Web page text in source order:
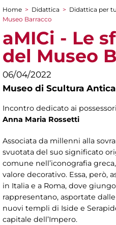
Tu sei qui
Home > Didattica > Didattica per
Museo Barracco
aMICi - Le
del Museo
06/04/2022
Museo di Scultura
Incontro dedicato ai
Anna Maria Rossetti
Associata da millenni alla
svuotata del suo significato
comune nell’iconografia
valore decorativo. Essa, però,
in Italia e a Roma, dove
rappresentano, asportate
nuovi templi di Iside e
capitale dell’Impero.